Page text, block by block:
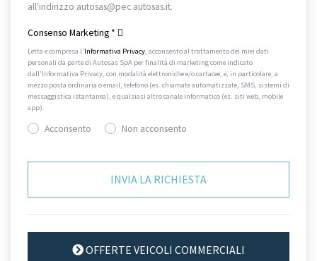
all'indirizzo autosas@pec.autosas.it.
Consenso Marketing *
Letta e compresa l’Informativa Privacy, acconsento al trattamento dei miei dati
personali da parte di Autosas SpA per finalità di marketing come indicato
dall’Informativa Privacy, con modalità elettroniche e/o cartacee, e, in particolare, a
mezzo posta ordinaria o email, telefono (es. chiamate automatizzate, SMS, sistemi di
messaggistica istantanea), e qualsiasi altro canale informatico (es. siti web, mobile
app).
Acconsento Non acconsento
OFFERTE VEICOLI COMMERCIALI